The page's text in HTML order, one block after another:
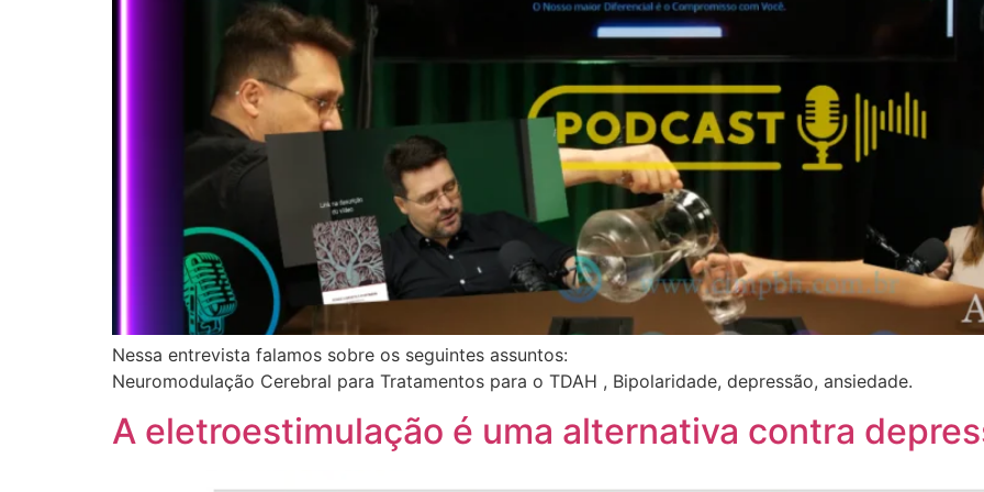
Nessa entrevista falamos sobre os seguintes assuntos:
Neuromodulação Cerebral para Tratamentos para o TDAH , Bipolaridade, depressão, ansiedade.
A eletroestimulação é uma alternativa contra